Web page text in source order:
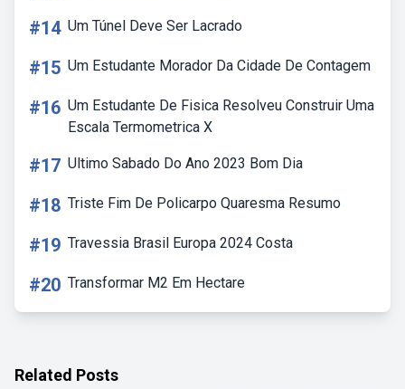
#14 Um Túnel Deve Ser Lacrado
#15 Um Estudante Morador Da Cidade De Contagem
#16 Um Estudante De Fisica Resolveu Construir Uma
Escala Termometrica X
#17 Ultimo Sabado Do Ano 2023 Bom Dia
#18 Triste Fim De Policarpo Quaresma Resumo
#19 Travessia Brasil Europa 2024 Costa
#20 Transformar M2 Em Hectare
Related Posts